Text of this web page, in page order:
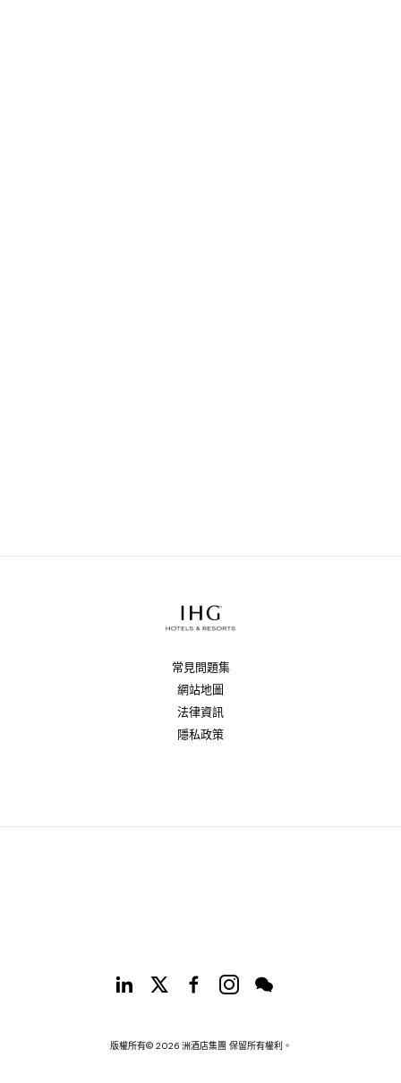
常見問題集
網站地圖
法律資訊
隱私政策
版權所有© 2026 洲酒店集團 保留所有權利。